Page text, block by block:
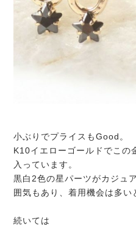
小ぶりでプライスもGood。
K10イエローゴールドでこの
入っています。
黒白2色の星パーツがカジュ
囲気もあり、着用機会は多
続いては